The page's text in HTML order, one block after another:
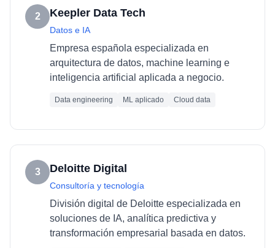
2 Keepler Data Tech
Datos e IA
Empresa española especializada en
arquitectura de datos, machine learning e
inteligencia artificial aplicada a negocio.
Data engineering ML aplicado Cloud data
3 Deloitte Digital
Consultoría y tecnología
División digital de Deloitte especializada en
soluciones de IA, analítica predictiva y
transformación empresarial basada en datos.